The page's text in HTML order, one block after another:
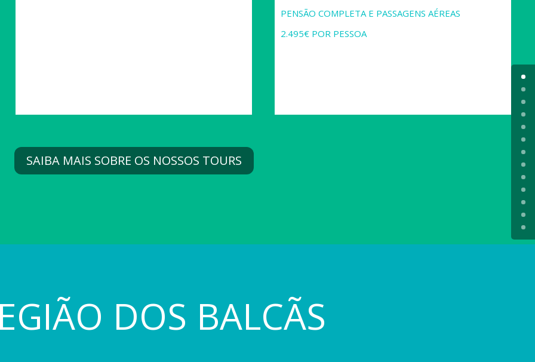
PENSÃO COMPLETA E PASSAGENS AÉREAS
2.495€ POR PESSOA
SAIBA MAIS SOBRE OS NOSSOS TOURS
DOS BALCÃS